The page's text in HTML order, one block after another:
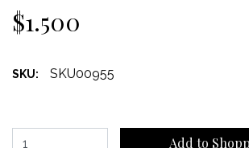
$1.500
SKU: SKU00955